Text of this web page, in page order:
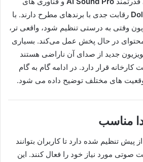
رقابت جدی با برندهای مطرح دارند. با
وقتی به درستی تنظیم شود، واقعی تر،
محتوای در حال پخش عمل می‌کند. بسیاری
جدید از صدای آن ناراضی هستند
قرار دارد. در ادامه گام به گام
های مختلف توضیح داده می شود.
مناسب
تنظیم شده دارد تا کاربران بتوانند
صوتی مورد نیاز خود را فعال کنند. این